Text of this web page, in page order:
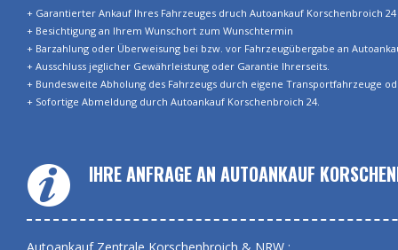
+ Garantierter Ankauf Ihres Fahrzeuges druch Autoankauf Korschenbroich 24
+ Besichtigung an Ihrem Wunschort zum Wunschtermin
+ Barzahlung oder Überweisung bei bzw. vor Fahrzeugübergabe an
+ Ausschluss jeglicher Gewährleistung oder Garantie Ihrerseits.
+ Bundesweite Abholung des Fahrzeugs durch eigene Transportfahrzeuge
+ Sofortige Abmeldung durch Autoankauf Korschenbroich 24.
IHRE ANFRAGE AN AUTOANKAUF